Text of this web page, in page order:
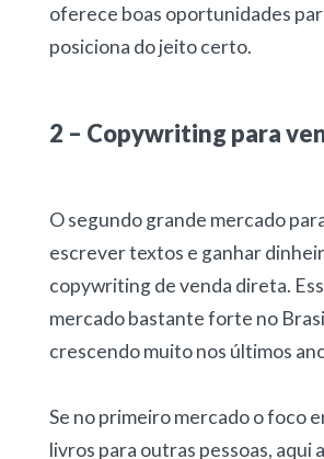
oferece boas oportunidades
posiciona do jeito certo.
2 – Copywriting para
O segundo grande mercado
escrever textos e ganhar
copywriting de venda direta.
mercado bastante forte no
crescendo muito nos últimos
Se no primeiro mercado o foco
livros para outras pessoas, aqui